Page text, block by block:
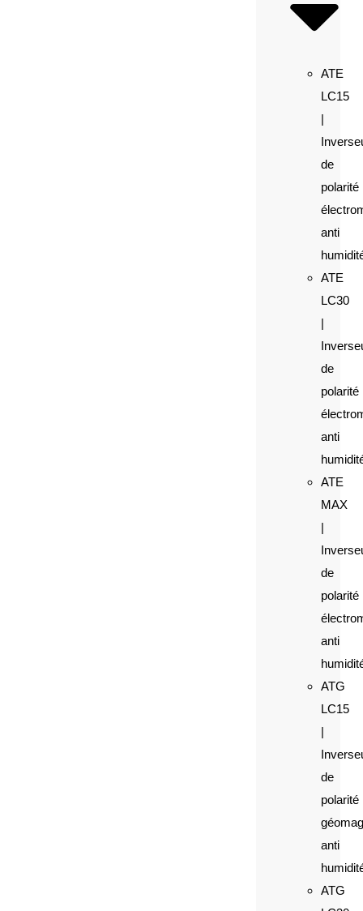
ATE
LC15
|
de
polarité
anti
ATE
LC30
|
de
polarité
anti
ATE
MAX
|
de
polarité
anti
ATG
LC15
|
de
polarité
anti
ATG